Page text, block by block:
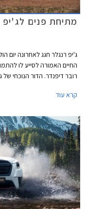
מתיחת פנים לג'יפ
החיים האמורה לסייע לו
רובר דיפנדר. הדור הנוכחי
גרסאות קרביות עם מנועים
ג'יפ רנגלר המעודכן עושה את
המתקיימת בימים אלה.
קרא עוד